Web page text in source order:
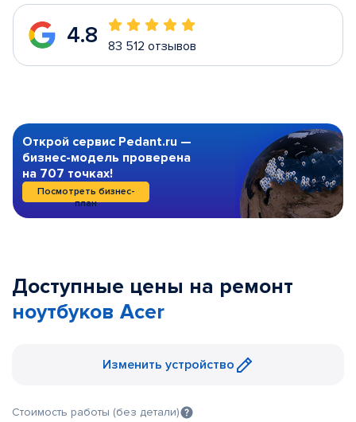
4.8 83 512 отзывов
Открой сервис Pedant.ru —
бизнес-модель проверена
на 707 точках!
Посмотреть бизнес-
план
Доступные цены на ремонт
ноутбуков Acer
Изменить устройство
Стоимость работы (без детали)